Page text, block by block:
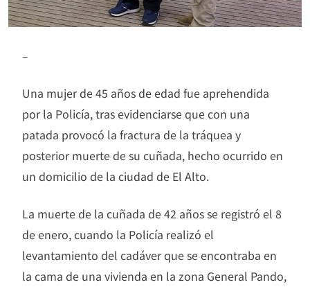
–
Una mujer de 45 años de edad fue aprehendida
por la Policía, tras evidenciarse que con una
patada provocó la fractura de la tráquea y
posterior muerte de su cuñada, hecho ocurrido en
un domicilio de la ciudad de El Alto.
La muerte de la cuñada de 42 años se registró el 8
de enero, cuando la Policía realizó el
levantamiento del cadáver que se encontraba en
la cama de una vivienda en la zona General Pando,